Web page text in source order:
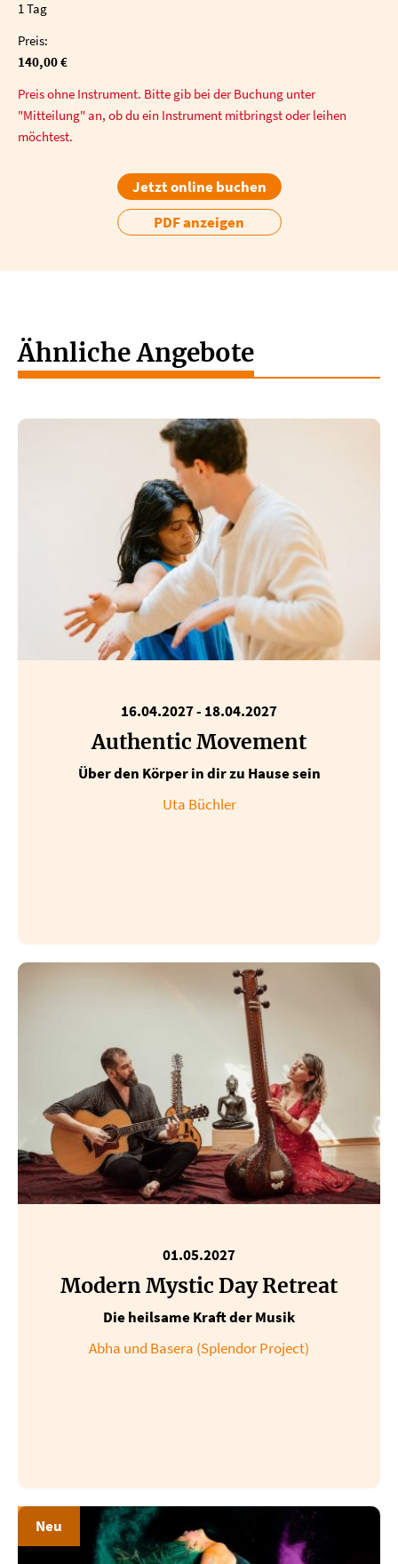
1 Tag
Preis:
140,00 €
Preis ohne Instrument. Bitte gib bei der Buchung unter
"Mitteilung" an, ob du ein Instrument mitbringst oder leihen
möchtest.
Jetzt online buchen
PDF anzeigen
Ähnliche Angebote
16.04.2027 - 18.04.2027
Authentic Movement
Über den Körper in dir zu Hause sein
Uta Büchler
01.05.2027
Modern Mystic Day Retreat
Die heilsame Kraft der Musik
Abha und Basera (Splendor Project)
Neu